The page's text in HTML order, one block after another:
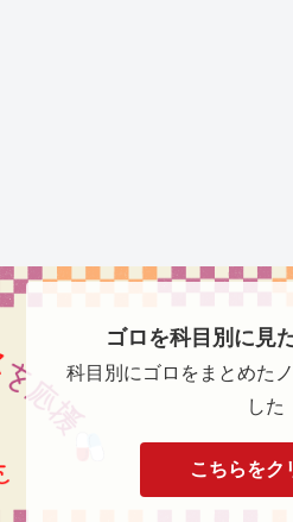
ゴロを科目別に見
科目別にゴロをまとめた
した
こちらをク